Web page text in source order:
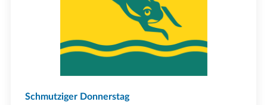
Schmutziger Donnerstag